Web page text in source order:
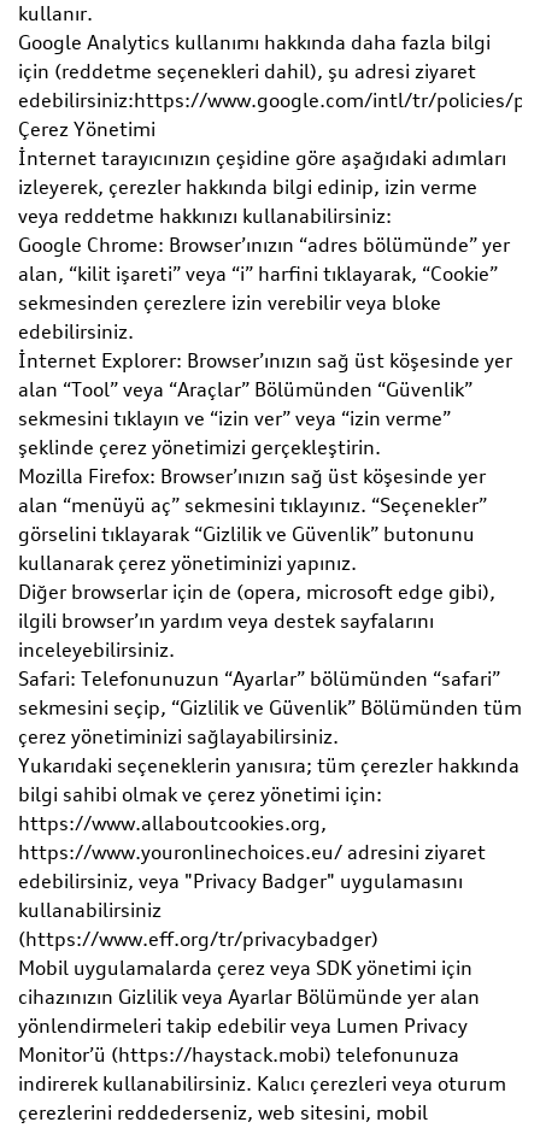
kullanır.
Google Analytics kullanımı hakkında daha fazla bilgi
için (reddetme seçenekleri dahil), şu adresi ziyaret
edebilirsiniz:https://www.google.com/intl/tr/policies/
Çerez Yönetimi
İnternet tarayıcınızın çeşidine göre aşağıdaki adımları
izleyerek, çerezler hakkında bilgi edinip, izin verme
veya reddetme hakkınızı kullanabilirsiniz:
Google Chrome: Browser’ınızın “adres bölümünde” yer
alan, “kilit işareti” veya “i” harfini tıklayarak, “Cookie”
sekmesinden çerezlere izin verebilir veya bloke
edebilirsiniz.
İnternet Explorer: Browser’ınızın sağ üst köşesinde yer
alan “Tool” veya “Araçlar” Bölümünden “Güvenlik”
sekmesini tıklayın ve “izin ver” veya “izin verme”
şeklinde çerez yönetimizi gerçekleştirin.
Mozilla Firefox: Browser’ınızın sağ üst köşesinde yer
alan “menüyü aç” sekmesini tıklayınız. “Seçenekler”
görselini tıklayarak “Gizlilik ve Güvenlik” butonunu
kullanarak çerez yönetiminizi yapınız.
Diğer browserlar için de (opera, microsoft edge gibi),
ilgili browser’ın yardım veya destek sayfalarını
inceleyebilirsiniz.
Safari: Telefonunuzun “Ayarlar” bölümünden “safari”
sekmesini seçip, “Gizlilik ve Güvenlik” Bölümünden tüm
çerez yönetiminizi sağlayabilirsiniz.
Yukarıdaki seçeneklerin yanısıra; tüm çerezler hakkında
bilgi sahibi olmak ve çerez yönetimi için:
https://www.allaboutcookies.org,
https://www.youronlinechoices.eu/ adresini ziyaret
edebilirsiniz, veya "Privacy Badger" uygulamasını
kullanabilirsiniz
(https://www.eff.org/tr/privacybadger)
Mobil uygulamalarda çerez veya SDK yönetimi için
cihazınızın Gizlilik veya Ayarlar Bölümünde yer alan
yönlendirmeleri takip edebilir veya Lumen Privacy
Monitor’ü (https://haystack.mobi) telefonunuza
indirerek kullanabilirsiniz. Kalıcı çerezleri veya oturum
çerezlerini reddederseniz, web sitesini, mobil